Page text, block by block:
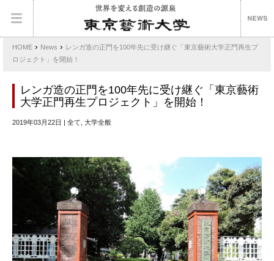
HOME › News › レンガ造の正門を100年先に受け継ぐ「東京藝術大学正門再生プ
ロジェクト」を開始！
レンガ造の正門を100年先に受け継ぐ「東京藝術
大学正門再生プロジェクト」を開始！
2019年03月22日 | 全て, 大学全般